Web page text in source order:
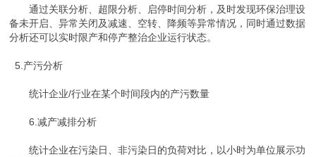
通过关联分析、超限分析、启停时间分析，及时发现环保治理设
备未开启、异常关闭及减速、空转、降频等异常情况，同时通过数据
分析还可以实时限产和停产整治企业运行状态。
5.产污分析
统计企业/行业在某个时间段内的产污数量
6.减产减排分析
统计企业在污染日、非污染日的负荷对比，以小时为单位展示功